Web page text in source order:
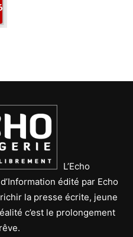
L’Echo
édité par Echo
la presse écrite, jeune
c’est le prolongement